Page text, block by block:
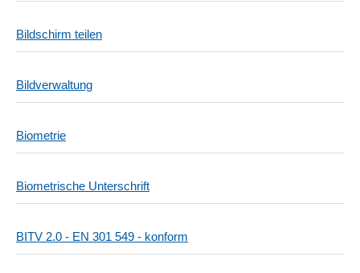
Bildschirm teilen
Bildverwaltung
Biometrie
Biometrische Unterschrift
BITV 2.0 - EN 301 549 - konform